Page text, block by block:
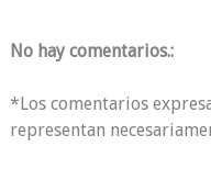
No hay comentarios.:
*Los comentarios
representan